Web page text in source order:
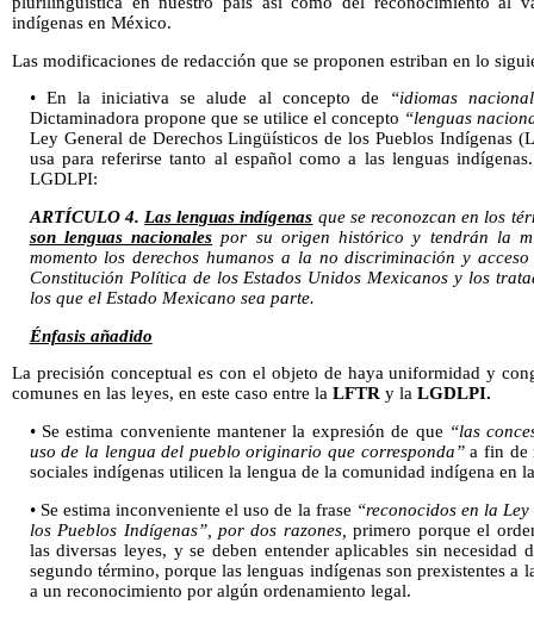
indígenas en México.
Las modificaciones de redacción que se proponen estriban en lo
• En la iniciativa se alude al concepto de
“idiomas
Dictaminadora propone que se utilice el concepto “lenguas
Ley General de Derechos Lingüísticos de los Pueblos Indígenas
usa para referirse tanto al español como a las lenguas
LGDLPI:
ARTÍCULO 4. Las lenguas indígenas que se reconozcan en los
son lenguas nacionales por su origen histórico y tendrán la
momento los derechos humanos a la no discriminación y
Constitución Política de los Estados Unidos Mexicanos y los
los que el Estado Mexicano sea parte.
Énfasis añadido
La precisión conceptual es con el objeto de haya uniformidad y
comunes en las leyes, en este caso entre la LFTR y la LGDLPI.
• Se estima conveniente mantener la expresión de que “las
uso de la lengua del pueblo originario que corresponda”a fin de
sociales indígenas utilicen la lengua de la comunidad indígena en
• Se estima inconveniente el uso de la frase “reconocidos en la
los Pueblos Indígenas”, por dos razones, primero porque el
las diversas leyes, y se deben entender aplicables sin necesidad
segundo término, porque las lenguas indígenas son prexistentes a
a un reconocimiento por algún ordenamiento legal.